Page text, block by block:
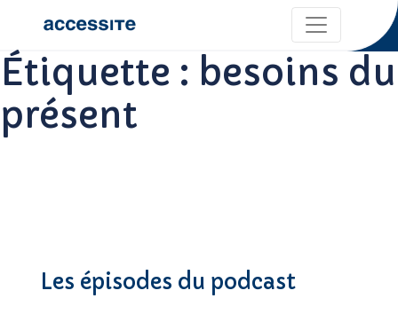
Étiquette : besoins du
présent
Les épisodes du podcast